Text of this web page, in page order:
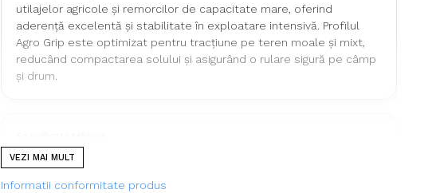
utilajelor agricole și remorcilor de capacitate mare, oferind
aderență excelentă și stabilitate în exploatare intensivă. Profilul
Agro Grip este optimizat pentru tracțiune pe teren moale și mixt,
reducând compactarea solului și asigurând o rulare sigură pe câmp
și drum.
Dimensiune
VEZI MAI MULT
Informatii conformitate produs